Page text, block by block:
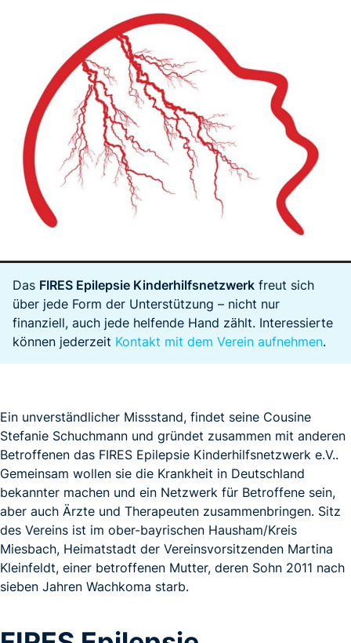
Das FIRES Epilepsie Kinderhilfsnetzwerk freut sich
über jede Form der Unterstützung – nicht nur
finanziell, auch jede helfende Hand zählt. Interessierte
können jederzeit Kontakt mit dem Verein aufnehmen.
Ein unverständlicher Missstand, findet seine Cousine
Stefanie Schuchmann und gründet zusammen mit anderen
Betroffenen das FIRES Epilepsie Kinderhilfsnetzwerk e.V..
Gemeinsam wollen sie die Krankheit in Deutschland
bekannter machen und ein Netzwerk für Betroffene sein,
aber auch Ärzte und Therapeuten zusammenbringen. Sitz
des Vereins ist im ober-bayrischen Hausham/Kreis
Miesbach, Heimatstadt der Vereinsvorsitzenden Martina
Kleinfeldt, einer betroffenen Mutter, deren Sohn 2011 nach
sieben Jahren Wachkoma starb.